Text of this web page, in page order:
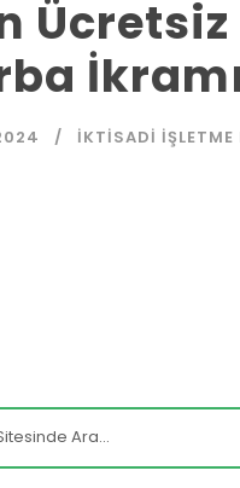
Ücretsiz
İKTISADI İŞLETME